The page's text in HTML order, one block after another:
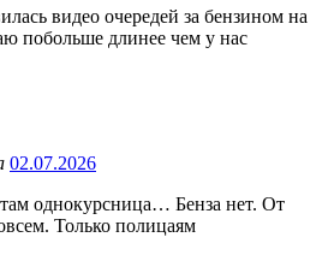
видео очередей за бензином на
побольше длинее чем у нас
02.07.2026
однокурсница… Бенза нет. От
Только полицаям